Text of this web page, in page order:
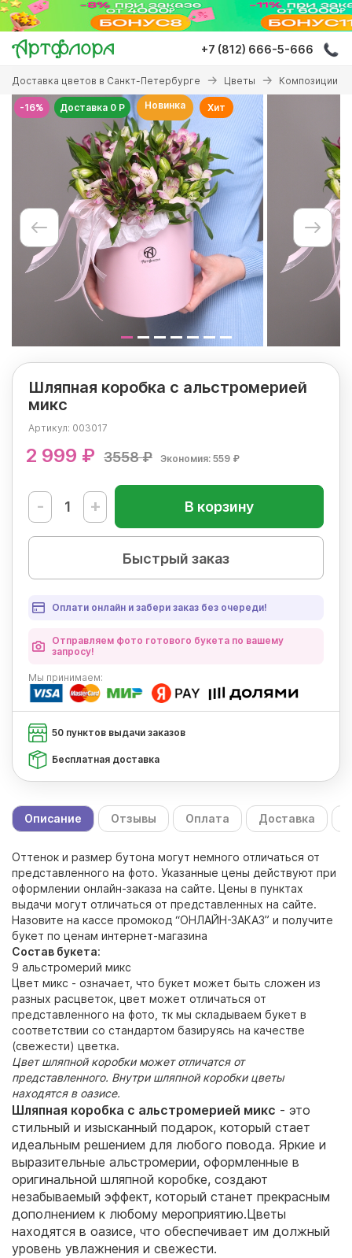
Перейти
основному
содержанию
+7 (812) 666-5-666
Вы
здесь
Доставка цветов в Санкт-Петербурге Цветы Композиции с
-16% Доставка 0 Р Новинка Хит
Шляпная коробка с альстромерией
микс
Артикул: 003017
2 999 ₽ 3558 ₽ Экономия: 559 ₽
- + В корзину
Быстрый заказ
Оплати онлайн и забери заказ без очереди!
Отправляем фото готового букета по вашему
запросу!
Мы принимаем:
50 пунктов выдачи заказов
Бесплатная доставка
Описание Отзывы Оплата Доставка
Оттенок и размер бутона могут немного отличаться от
представленного на фото. Указанные цены действуют при
оформлении онлайн-заказа на сайте. Цены в пунктах
выдачи могут отличаться от представленных на сайте.
Назовите на кассе промокод “ОНЛАЙН-ЗАКАЗ” и получите
букет по ценам интернет-магазина
Состав букета:
9 альстромерий микс
Цвет микс - означает, что букет может быть сложен из
разных расцветок, цвет может отличаться от
представленного на фото, тк мы складываем букет в
соответствии со стандартом базируясь на качестве
(свежести) цветка.
Цвет шляпной коробки может отличатся от
представленного. Внутри шляпной коробки цветы
находятся в оазисе.
Шляпная коробка с альстромерией микс - это
стильный и изысканный подарок, который стает
идеальным решением для любого повода. Яркие и
выразительные альстромерии, оформленные в
оригинальной шляпной коробке, создают
незабываемый эффект, который станет прекрасным
дополнением к любому мероприятию.Цветы
находятся в оазисе, что обеспечивает им должный
уровень увлажнения и свежести.